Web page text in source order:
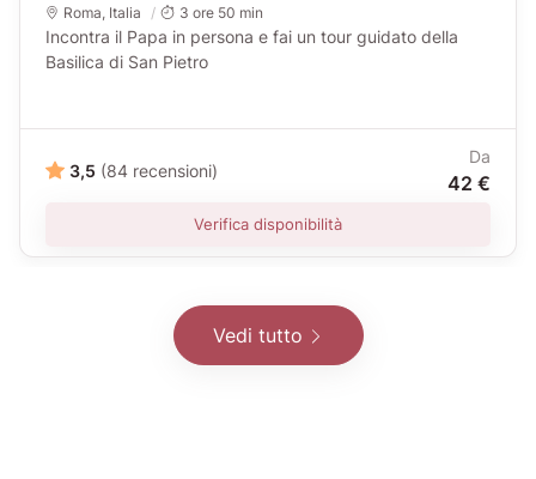
Roma Italia 3 ore 50 min
Incontra il Papa in persona e fai un tour guidato della
Basilica di San Pietro
3,5 (84 recensioni)
Da
42 €
Verifica disponibilità
Vedi tutto